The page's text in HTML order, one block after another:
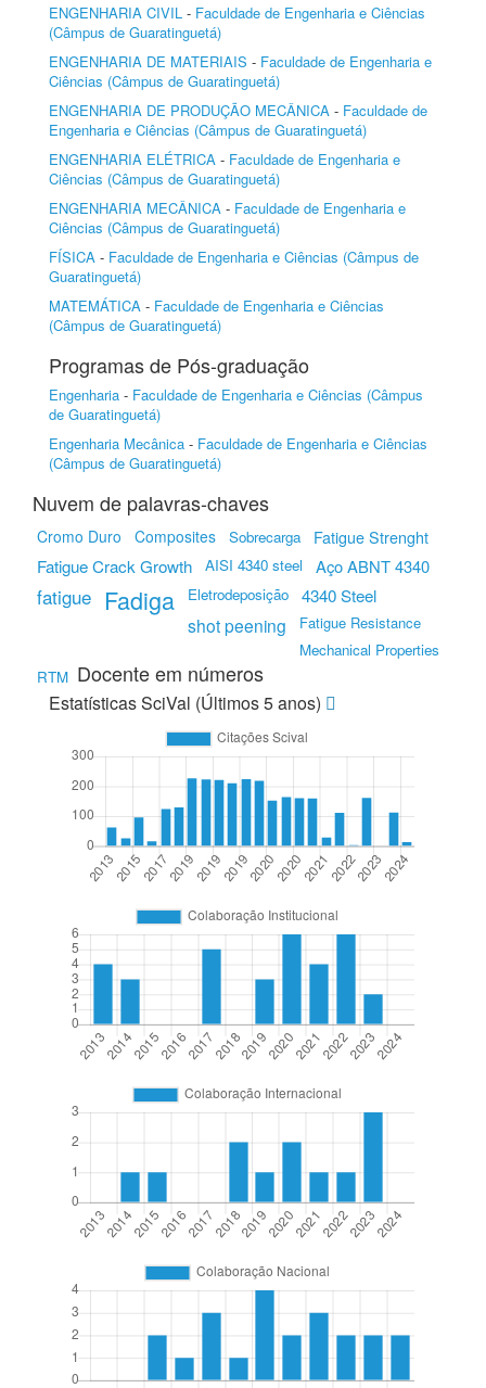
ENGENHARIA CIVIL - Faculdade de Engenharia e Ciências
(Câmpus de Guaratinguetá)
ENGENHARIA DE MATERIAIS - Faculdade de Engenharia e
Ciências (Câmpus de Guaratinguetá)
ENGENHARIA DE PRODUÇÃO MECÂNICA - Faculdade de
Engenharia e Ciências (Câmpus de Guaratinguetá)
ENGENHARIA ELÉTRICA - Faculdade de Engenharia e
Ciências (Câmpus de Guaratinguetá)
ENGENHARIA MECÂNICA - Faculdade de Engenharia e
Ciências (Câmpus de Guaratinguetá)
FÍSICA - Faculdade de Engenharia e Ciências (Câmpus de
Guaratinguetá)
MATEMÁTICA - Faculdade de Engenharia e Ciências
(Câmpus de Guaratinguetá)
Programas de Pós-graduação
Engenharia - Faculdade de Engenharia e Ciências (Câmpus
de Guaratinguetá)
Engenharia Mecânica - Faculdade de Engenharia e Ciências
(Câmpus de Guaratinguetá)
Nuvem de palavras-chaves
Cromo Duro Composites Sobrecarga Fatigue Strenght
Fatigue Crack Growth AISI 4340 steel Aço ABNT 4340
fatigue Fadiga Eletrodeposição
4340 Steel
shot peening
Fatigue Resistance
Mechanical Properties
RTM Docente em números
Estatísticas SciVal (Últimos 5 anos)